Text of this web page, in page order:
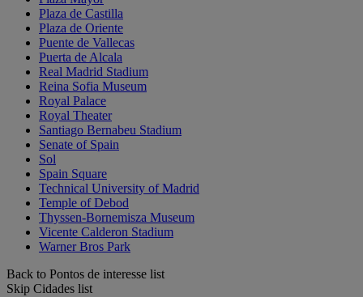
Plaza de Castilla
Plaza de Oriente
Puente de Vallecas
Puerta de Alcala
Real Madrid Stadium
Reina Sofia Museum
Royal Palace
Royal Theater
Santiago Bernabeu Stadium
Senate of Spain
Sol
Spain Square
Technical University of Madrid
Temple of Debod
Thyssen-Bornemisza Museum
Vicente Calderon Stadium
Warner Bros Park
Back to Pontos de interesse list
Skip Cidades list